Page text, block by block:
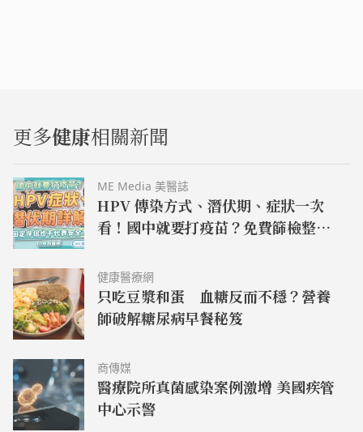
更多健康相關新聞
ME Media 美醫誌
HPV 傳染方式、潛伏期、症狀一次
看！國中就要打疫苗？免費篩檢整
健康醫療網
只吃豆漿和蛋 血糖反而不穩？營養
師破解糖尿病早餐秘笈
商傳媒
醫療院所真菌感染案例激增 美國疾管
中心示警